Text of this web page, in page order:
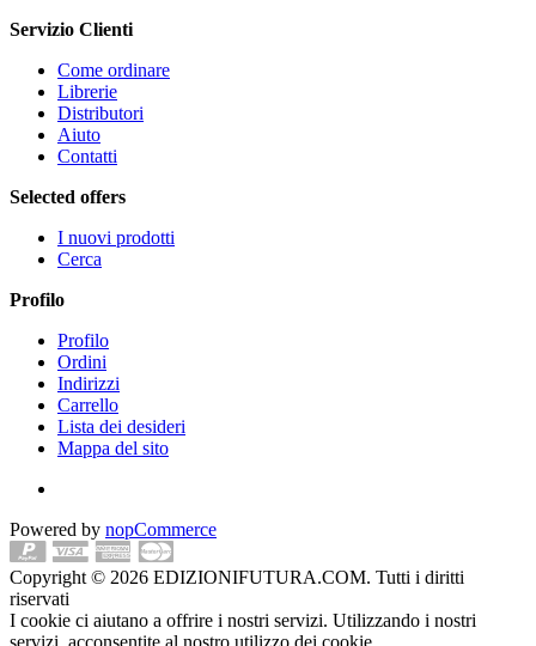
Servizio Clienti
Come ordinare
Librerie
Distributori
Aiuto
Contatti
Selected offers
I nuovi prodotti
Cerca
Profilo
Profilo
Ordini
Indirizzi
Carrello
Lista dei desideri
Mappa del sito
Powered by nopCommerce
Copyright © 2026 EDIZIONIFUTURA.COM. Tutti i diritti
riservati
I cookie ci aiutano a offrire i nostri servizi. Utilizzando i nostri
servizi, acconsentite al nostro utilizzo dei cookie.